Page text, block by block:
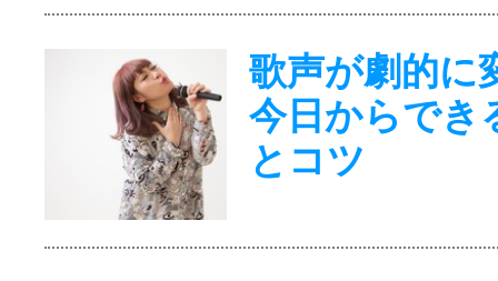
歌声が劇的に
今日からでき
とコツ